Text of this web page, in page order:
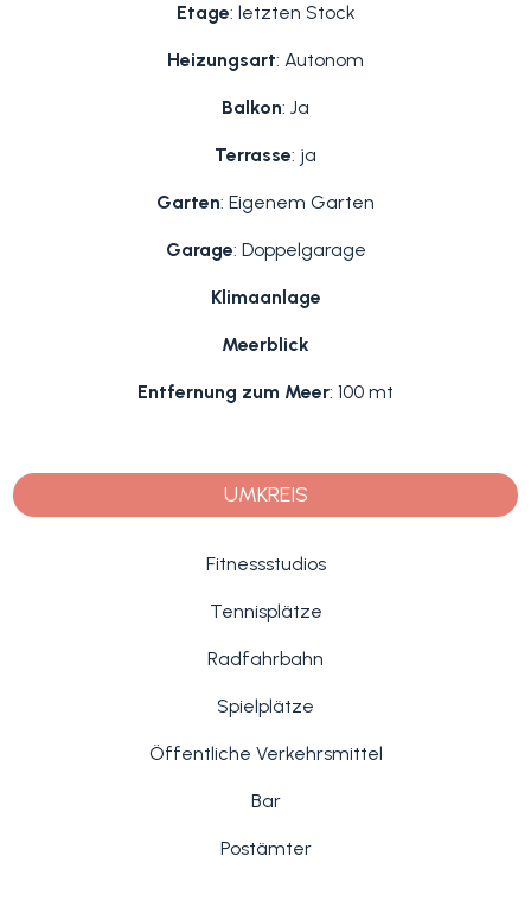
Etage: letzten Stock
Heizungsart: Autonom
Balkon: Ja
Terrasse: ja
Garten: Eigenem Garten
Garage: Doppelgarage
Klimaanlage
Meerblick
Entfernung zum Meer: 100 mt
UMKREIS
Fitnessstudios
Tennisplätze
Radfahrbahn
Spielplätze
Öffentliche Verkehrsmittel
Bar
Postämter